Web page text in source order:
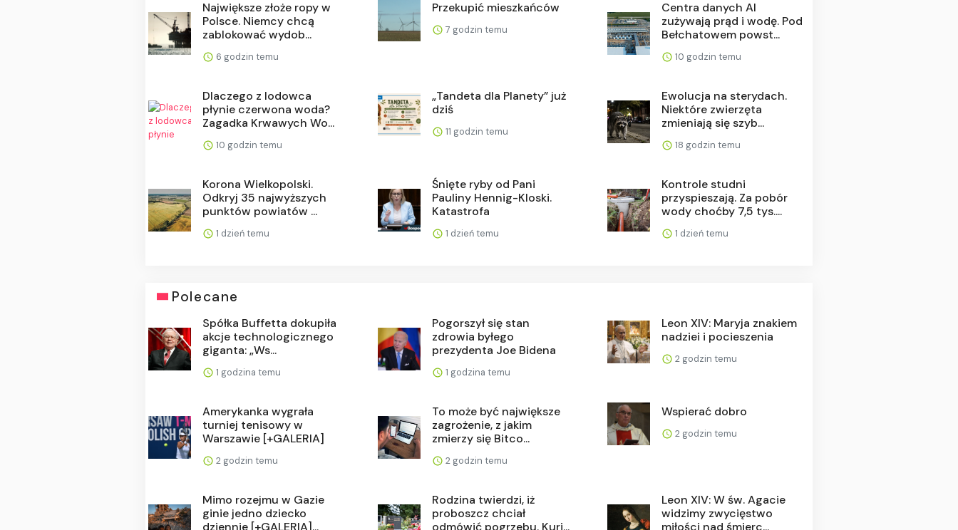
Największe złoże ropy w
Polsce. Niemcy chcą
zablokować wydob...
6 godzin temu
Przekupić mieszkańców
7 godzin temu
Centra danych AI
zużywają prąd i wodę. Pod
Bełchatowem powst...
10 godzin temu
Dlaczego z lodowca
płynie czerwona woda?
Zagadka Krwawych Wo...
10 godzin temu
„Tandeta dla Planety” już
dziś
11 godzin temu
Ewolucja na sterydach.
Niektóre zwierzęta
zmieniają się szyb...
18 godzin temu
Korona Wielkopolski.
Odkryj 35 najwyższych
punktów powiatów ...
1 dzień temu
Śnięte ryby od Pani
Pauliny Hennig-Kloski.
Katastrofa
1 dzień temu
Kontrole studni
przyspieszają. Za pobór
wody choćby 7,5 tys....
1 dzień temu
Polecane
Spółka Buffetta dokupiła
akcje technologicznego
giganta: „Ws...
1 godzina temu
Pogorszył się stan
zdrowia byłego
prezydenta Joe Bidena
1 godzina temu
Leon XIV: Maryja znakiem
nadziei i pocieszenia
2 godzin temu
Amerykanka wygrała
turniej tenisowy w
Warszawie [+GALERIA]
2 godzin temu
To może być największe
zagrożenie, z jakim
zmierzy się Bitco...
2 godzin temu
Wspierać dobro
2 godzin temu
Mimo rozejmu w Gazie
ginie jedno dziecko
dziennie [+GALERIA]...
Rodzina twierdzi, iż
proboszcz chciał
odmówić pogrzebu. Kuri...
Leon XIV: W św. Agacie
widzimy zwycięstwo
miłości nad śmierc...